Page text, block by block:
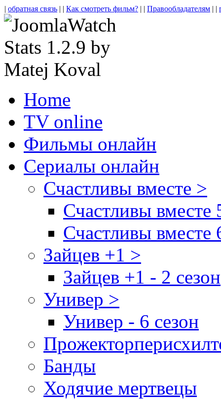
| обратная связь | | Как смотреть фильм? | | Правообладателям | |
Home
TV online
Фильмы онлайн
Сериалы онлайн
Счастливы вместе >
Счастливы вместе
Счастливы вместе
Зайцев +1 >
Зайцев +1 - 2 сезон
Универ >
Универ - 6 сезон
Банды
Ходячие мертвецы